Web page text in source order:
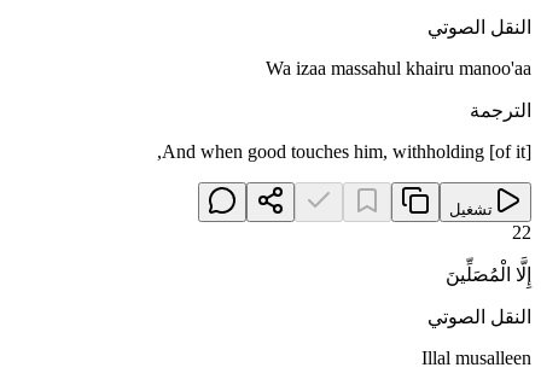
النقل الصوتي
Wa izaa massahul khairu manoo'aa
الترجمة
And when good touches him, withholding [of it],
تشغيل
22
إِلَّا الْمُصَلِّينَ
النقل الصوتي
Illal musalleen